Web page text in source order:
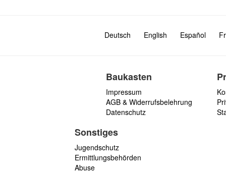
Deutsch English Español
Baukasten
Impressum
AGB & Widerrufsbelehrung
Datenschutz
Sonstiges
Jugendschutz
Ermittlungsbehörden
Abuse